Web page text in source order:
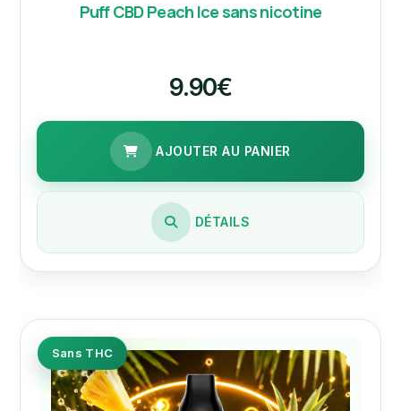
Puff CBD Peach Ice sans nicotine
9.90€
AJOUTER AU PANIER
DÉTAILS
Sans THC